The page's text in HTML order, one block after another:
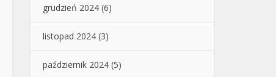
grudzień 2024 (6)
listopad 2024 (3)
październik 2024 (5)